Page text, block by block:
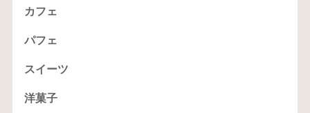
カフェ
パフェ
スイーツ
洋菓子